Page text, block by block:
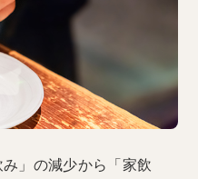
」の減少から「家飲